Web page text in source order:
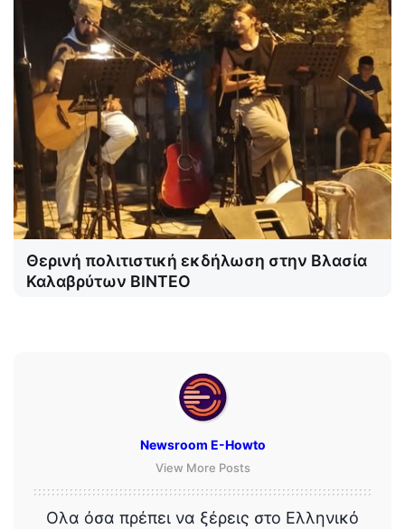
Θερινή πολιτιστική εκδήλωση στην Βλασία
Καλαβρύτων ΒΙΝΤΕΟ
Newsroom E-Howto
View More Posts
Ολα όσα πρέπει να ξέρεις στο Ελληνικό